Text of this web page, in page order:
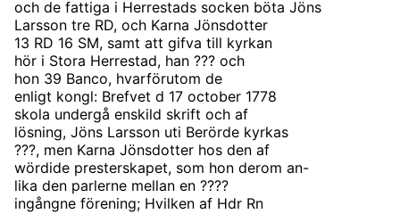
och de fattiga i Herrestads socken böta Jöns
Larsson tre RD, och Karna Jönsdotter
13 RD 16 SM, samt att gifva till kyrkan
hör i Stora Herrestad, han ??? och
hon 39 Banco, hvarförutom de
enligt kongl: Brefvet d 17 october 1778
skola undergå enskild skrift och af
lösning, Jöns Larsson uti Berörde kyrkas
???, men Karna Jönsdotter hos den af
wördide presterskapet, som hon derom an-
lika den parlerne mellan en ????
ingångne förening; Hvilken af Hdr Rn